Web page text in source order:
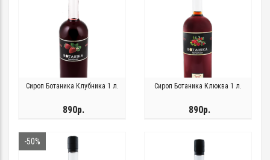
Сироп Ботаника Клубника 1 л.
890р.
Сироп Ботаника Клюква 1 л.
890р.
-50%